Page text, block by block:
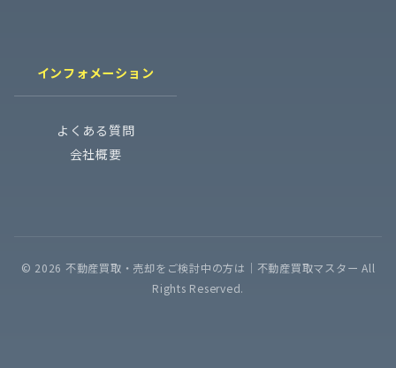
インフォメーション
よくある質問
会社概要
© 2026 不動産買取・売却をご検討中の方は│不動産買取マスター All
Rights Reserved.